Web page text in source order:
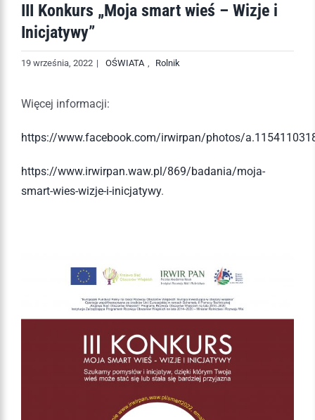
III Konkurs „Moja smart wieś – Wizje i
Inicjatywy”
19 września, 2022 | OŚWIATA Rolnik
Więcej informacji:
https://www.facebook.com/irwirpan/photos/
https://www.irwirpan.waw.pl/869/badania/moja-
smart-wies-wizje-i-inicjatywy.